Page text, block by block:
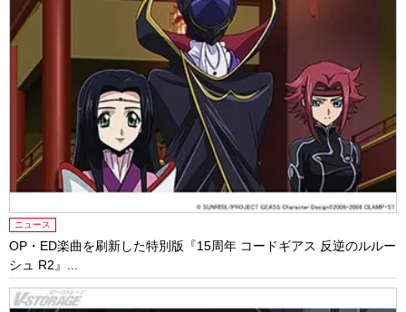
ニュース
OP・ED楽曲を刷新した特別版『15周年 コードギアス 反逆のルルー
シュ R2』...